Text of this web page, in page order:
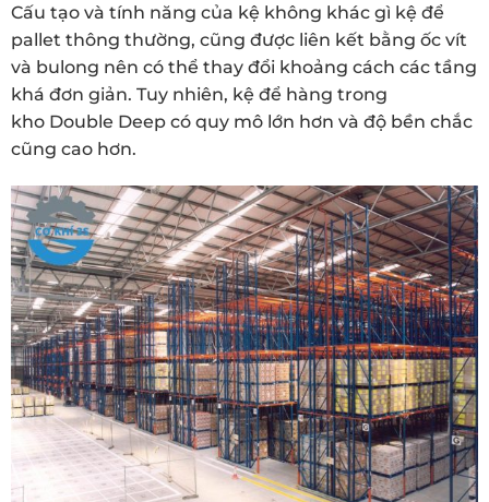
Cấu tạo và tính năng của kệ không khác gì kệ để
pallet thông thường, cũng được liên kết bằng ốc vít
và bulong nên có thể thay đổi khoảng cách các tầng
khá đơn giản. Tuy nhiên, kệ để hàng trong
kho Double Deep có quy mô lớn hơn và độ bền chắc
cũng cao hơn.